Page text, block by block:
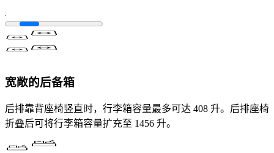
宽敞的后备箱
后排靠背座椅竖直时，行李箱容量最多可达 408 升。后排座椅
折叠后可将行李箱容量扩充至 1456 升。